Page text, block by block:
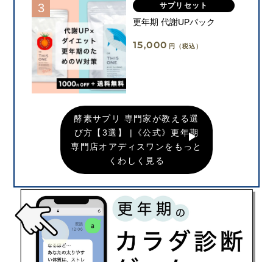
サプリセット
更年期 代謝UPパック
15,000 円（税込）
酵素サプリ 専門家が教える選
び方【3選】 |《公式》更年期
専門店オアディスワンをもっと
くわしく見る